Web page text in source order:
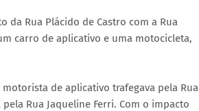
da Rua Plácido de Castro com a Rua
carro de aplicativo e uma motocicleta,
de aplicativo trafegava pela Rua
Rua Jaqueline Ferri. Com o impacto